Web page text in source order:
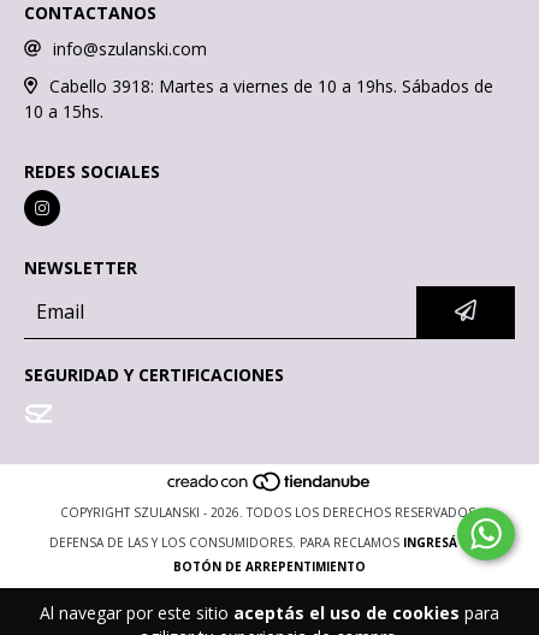
Al navegar por este sitio aceptás el uso de cookies para
CONTACTANOS
info@szulanski.com
Cabello 3918: Martes a viernes de 10 a 19hs. Sábados de
10 a 15hs.
REDES SOCIALES
NEWSLETTER
SEGURIDAD Y CERTIFICACIONES
COPYRIGHT SZULANSKI - 2026. TODOS LOS DERECHOS RESERVADOS.
DEFENSA DE LAS Y LOS CONSUMIDORES. PARA RECLAMOS INGRESÁ ACÁ.
BOTÓN DE ARREPENTIMIENTO